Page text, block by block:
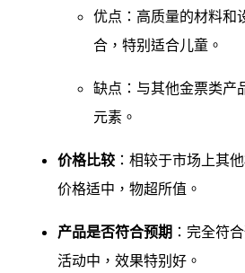
优点：高质量的材料和
合，特别适合儿童。
缺点：与其他金票类产
元素。
价格比较 ：相较于市场上其
价格适中，物超所值。
产品是否符合预期 ：完全符
活动中，效果特别好。